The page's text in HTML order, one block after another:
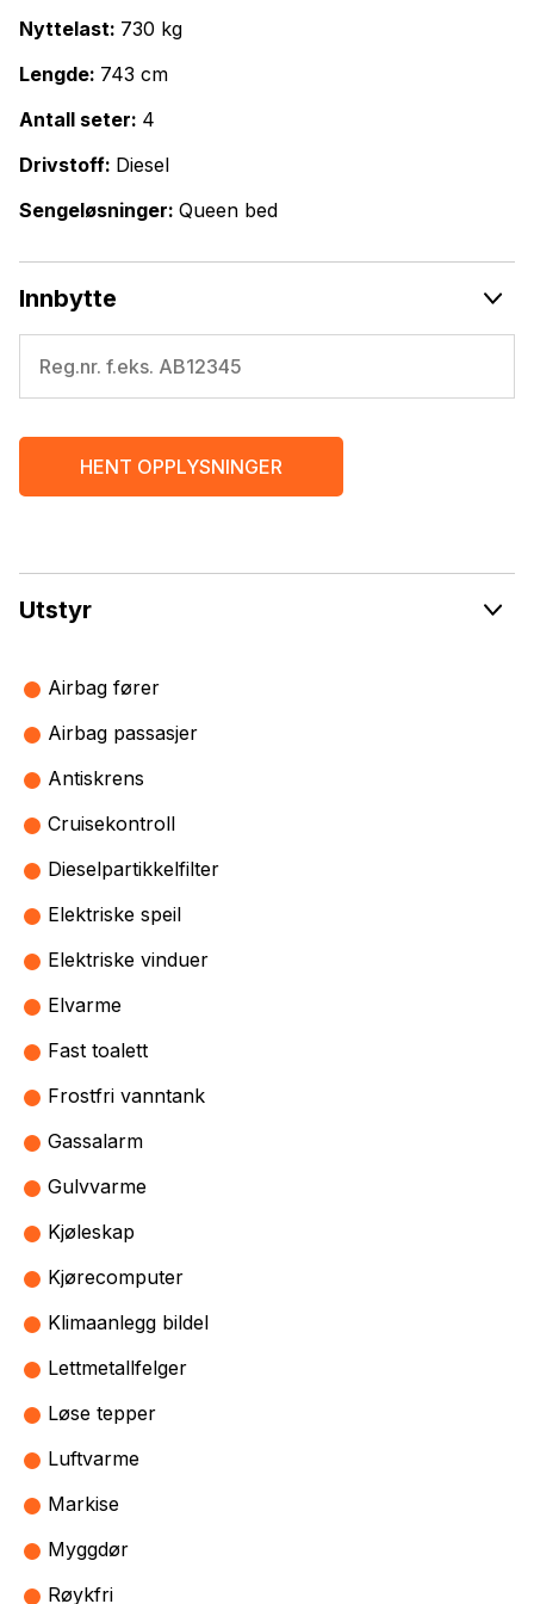
og
Nyttelast: 730 kg
Lengde: 743 cm
Antall seter: 4
Drivstoff: Diesel
Sengeløsninger: Queen bed
Innbytte
HENT OPPLYSNINGER
Utstyr
Airbag fører
Airbag passasjer
Antiskrens
Cruisekontroll
Dieselpartikkelfilter
Elektriske speil
Elektriske vinduer
Elvarme
Fast toalett
Frostfri vanntank
Gassalarm
Gulvvarme
Kjøleskap
Kjørecomputer
Klimaanlegg bildel
Lettmetallfelger
Løse tepper
Luftvarme
Markise
Myggdør
Røykfri